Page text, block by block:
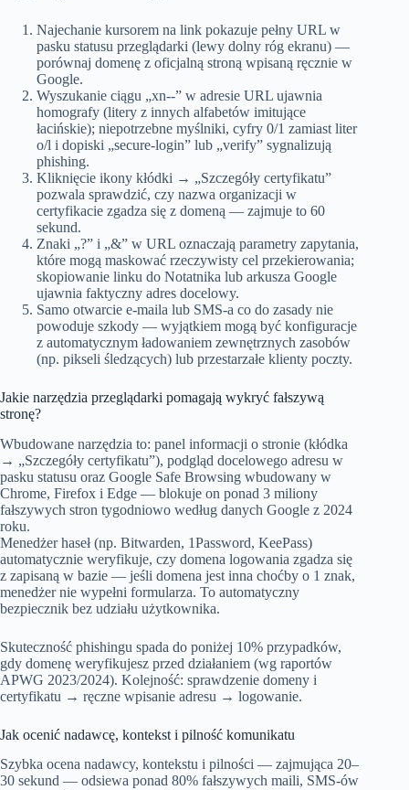
Najechanie kursorem na link pokazuje pełny URL w
pasku statusu przeglądarki (lewy dolny róg ekranu) —
porównaj domenę z oficjalną stroną wpisaną ręcznie w
Google.
Wyszukanie ciągu „xn--” w adresie URL ujawnia
homografy (litery z innych alfabetów imitujące
łacińskie); niepotrzebne myślniki, cyfry 0/1 zamiast liter
o/l i dopiski „secure-login” lub „verify” sygnalizują
phishing.
Kliknięcie ikony kłódki → „Szczegóły certyfikatu”
pozwala sprawdzić, czy nazwa organizacji w
certyfikacie zgadza się z domeną — zajmuje to 60
sekund.
Znaki „?” i „&” w URL oznaczają parametry zapytania,
które mogą maskować rzeczywisty cel przekierowania;
skopiowanie linku do Notatnika lub arkusza Google
ujawnia faktyczny adres docelowy.
Samo otwarcie e-maila lub SMS-a co do zasady nie
powoduje szkody — wyjątkiem mogą być konfiguracje
z automatycznym ładowaniem zewnętrznych zasobów
(np. pikseli śledzących) lub przestarzałe klienty poczty.
Jakie narzędzia przeglądarki pomagają wykryć fałszywą
stronę?
Wbudowane narzędzia to: panel informacji o stronie (kłódka
→ „Szczegóły certyfikatu”), podgląd docelowego adresu w
pasku statusu oraz Google Safe Browsing wbudowany w
Chrome, Firefox i Edge — blokuje on ponad 3 miliony
fałszywych stron tygodniowo według danych Google z 2024
roku.
Menedżer haseł (np. Bitwarden, 1Password, KeePass)
automatycznie weryfikuje, czy domena logowania zgadza się
z zapisaną w bazie — jeśli domena jest inna choćby o 1 znak,
menedżer nie wypełni formularza. To automatyczny
bezpiecznik bez udziału użytkownika.
Skuteczność phishingu spada do poniżej 10% przypadków,
gdy domenę weryfikujesz przed działaniem (wg raportów
APWG 2023/2024). Kolejność: sprawdzenie domeny i
certyfikatu → ręczne wpisanie adresu → logowanie.
Jak ocenić nadawcę, kontekst i pilność komunikatu
Szybka ocena nadawcy, kontekstu i pilności — zajmująca 20–
30 sekund — odsiewa ponad 80% fałszywych maili, SMS-ów